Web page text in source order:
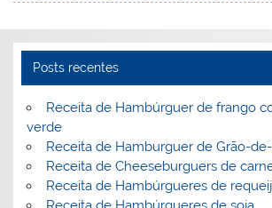
st dI b
o
k
o
l
Posts recentes
Receita de Hambúrguer de frango
verde
Receita de Hamburguer de Grão-
Receita de Cheeseburguers de
Receita de Hambúrgueres de